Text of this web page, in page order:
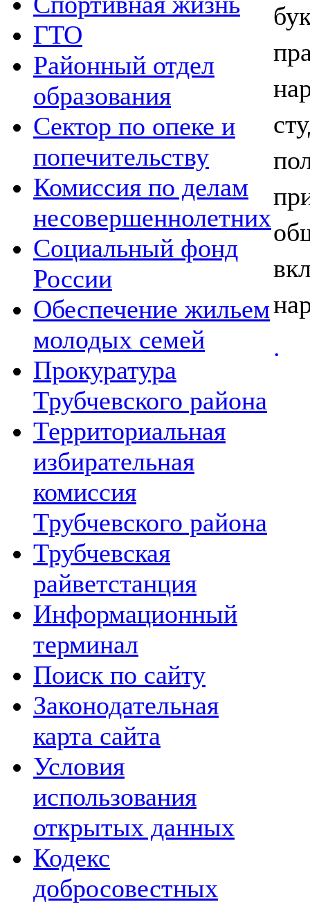
ГТО
Районный отдел
образования
Сектор по опеке и
попечительству
Комиссия по делам
несовершеннолетних
Социальный фонд
России
Обеспечение жильем
молодых семей
Прокуратура
Трубчевского района
Территориальная
избирательная
комиссия
Трубчевского района
Трубчевская
райветстанция
Информационный
терминал
Поиск по сайту
Законодательная
карта сайта
Условия
использования
открытых данных
Кодекс
добросовестных
.